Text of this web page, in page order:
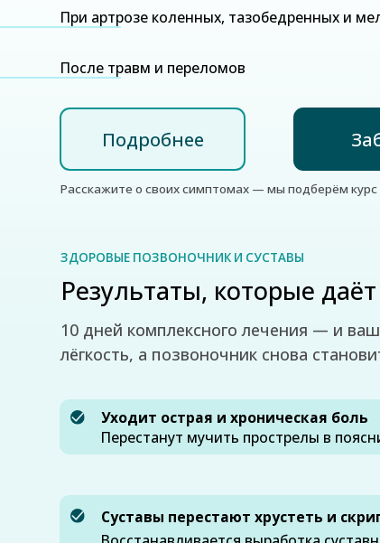
Подробнее
лёгкость, а позвоночник снова
Расскажите о своих симптомах — мы подберём курс и
Перестанут мучить прострелы в пояснице,
Уходит острая и хроническая боль
После травм и переломов
Восстанавливается выработка суставной
уменьшается трение.
Суставы перестают хрустеть и скрипеть
Повышается выносливость и общая